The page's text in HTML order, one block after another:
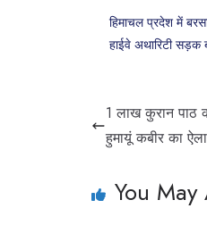
हिमाचल प्रदेश में
हाईवे अथारिटी
1 लाख कुरान पाठ
हुमायूं कबीर का
You